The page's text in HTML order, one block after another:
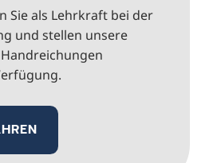
Sie als Lehrkraft bei der
und stellen unsere